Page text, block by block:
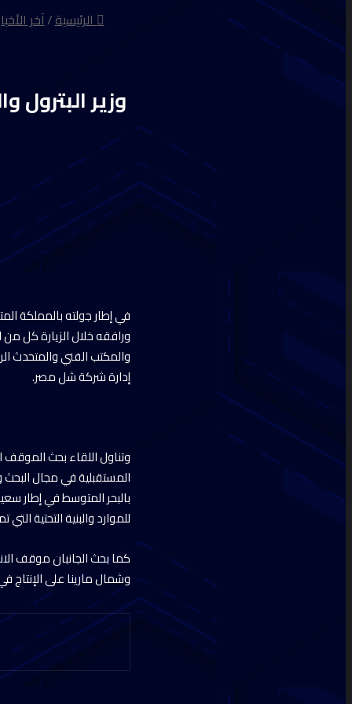
الرئيسية/آخر
وزير
في إطار جولته بالمملكة
ورافقه خلال الزيارة كل
والمكتب الفني والمتحدث
إدارة شركة شل مصر.
وتناول اللقاء بحث
المستقبلية في مجال
بالبحر المتوسط في إطار
للموارد والبنية التحتية
كما بحث الجانبان موقف
وشمال مارينا على الإنتاج في 2024/2025. وكذلك الانتهاء من تقييم مناطق البحر الأحمر ووضع خطة الحفر بتلك